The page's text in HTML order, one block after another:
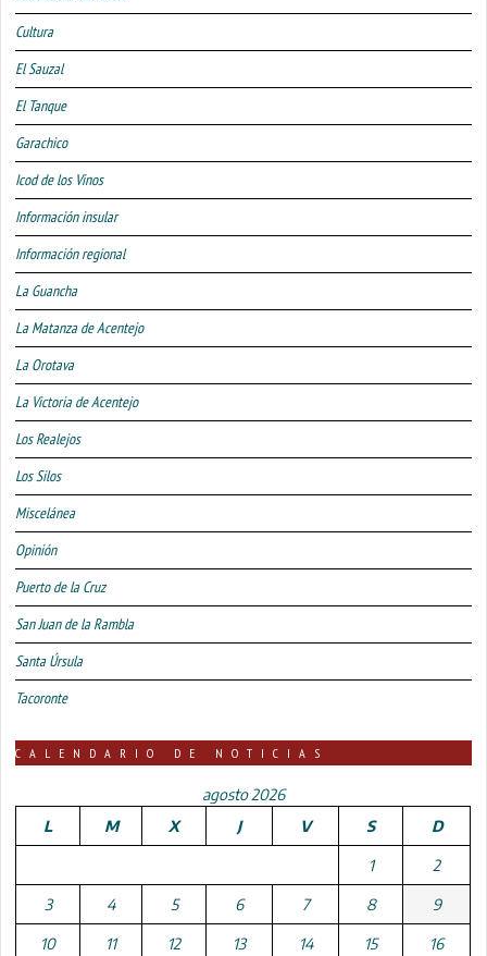
Cultura
El Sauzal
El Tanque
Garachico
Icod de los Vinos
Información insular
Información regional
La Guancha
La Matanza de Acentejo
La Orotava
La Victoria de Acentejo
Los Realejos
Los Silos
Miscelánea
Opinión
Puerto de la Cruz
San Juan de la Rambla
Santa Úrsula
Tacoronte
CALENDARIO DE NOTICIAS
agosto 2026
L
M X J V S D
1 2
3 4 5 6 7 8 9
10 11 12 13 14 15 16